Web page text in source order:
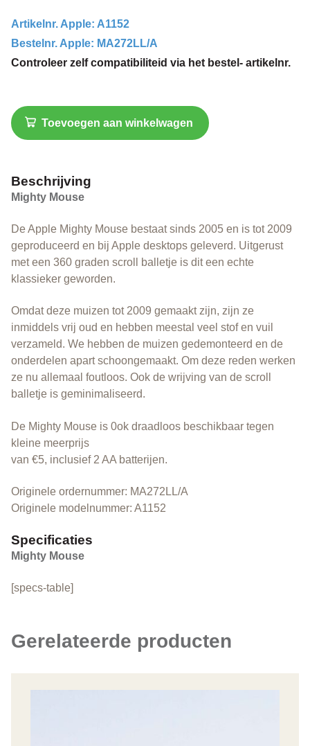
Artikelnr. Apple: A1152
Bestelnr. Apple: MA272LL/A
Controleer zelf compatibiliteid via het bestel- artikelnr.
Toevoegen aan winkelwagen
Beschrijving
Mighty Mouse
De Apple Mighty Mouse bestaat sinds 2005 en is tot 2009
geproduceerd en bij Apple desktops geleverd. Uitgerust
met een 360 graden scroll balletje is dit een echte
klassieker geworden.
Omdat deze muizen tot 2009 gemaakt zijn, zijn ze
inmiddels vrij oud en hebben meestal veel stof en vuil
verzameld. We hebben de muizen gedemonteerd en de
onderdelen apart schoongemaakt. Om deze reden werken
ze nu allemaal foutloos. Ook de wrijving van de scroll
balletje is geminimaliseerd.
De Mighty Mouse is 0ok draadloos beschikbaar tegen
kleine meerprijs
van €5, inclusief 2 AA batterijen.
Originele ordernummer: MA272LL/A
Originele modelnummer: A1152
Specificaties
Mighty Mouse
[specs-table]
Gerelateerde producten